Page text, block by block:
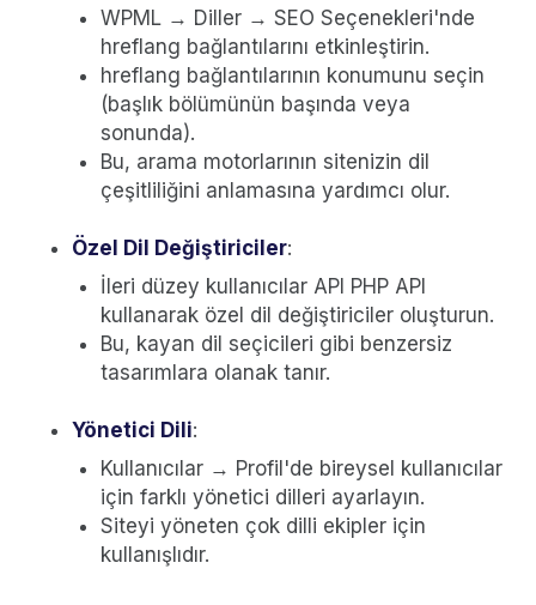
WPML → Diller → SEO Seçenekleri'nde
hreflang bağlantılarını etkinleştirin.
hreflang bağlantılarının konumunu seçin
(başlık bölümünün başında veya
sonunda).
Bu, arama motorlarının sitenizin dil
çeşitliliğini anlamasına yardımcı olur.
Özel Dil Değiştiriciler:
İleri düzey kullanıcılar API PHP API
kullanarak özel dil değiştiriciler oluşturun.
Bu, kayan dil seçicileri gibi benzersiz
tasarımlara olanak tanır.
Yönetici Dili:
Kullanıcılar → Profil'de bireysel kullanıcılar
için farklı yönetici dilleri ayarlayın.
Siteyi yöneten çok dilli ekipler için
kullanışlıdır.